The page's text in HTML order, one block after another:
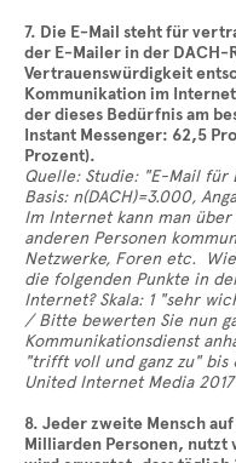
7. Die E-Mail steht für
der E-Mailer in der DACH-
Vertrauenswürdigkeit
Kommunikation im
der dieses Bedürfnis am
Instant Messenger: 62,5
Prozent).
Quelle: Studie: "E-Mail für
Basis: n(DACH)=3.000,
Im Internet kann man
anderen Personen
Netzwerke, Foren etc.
die folgenden Punkte in
Internet? Skala: 1 "sehr
/ Bitte bewerten Sie nun
Kommunikationsdienst
"trifft voll und ganz zu"
United Internet Media 2017
8. Jeder zweite Mensch
Milliarden Personen, nutzt